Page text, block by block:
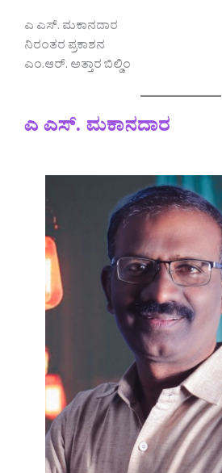
ಎ ಎಸ್. ಮಕಾನದಾರ
ನಿರಂತರ ಪ್ರಕಾಶನ
ಎಂ.ಆರ್. ಅತ್ತಾರ ಬಿಲ್ಡಿಂ
ಎ ಎಸ್. ಮಕಾನದಾರ